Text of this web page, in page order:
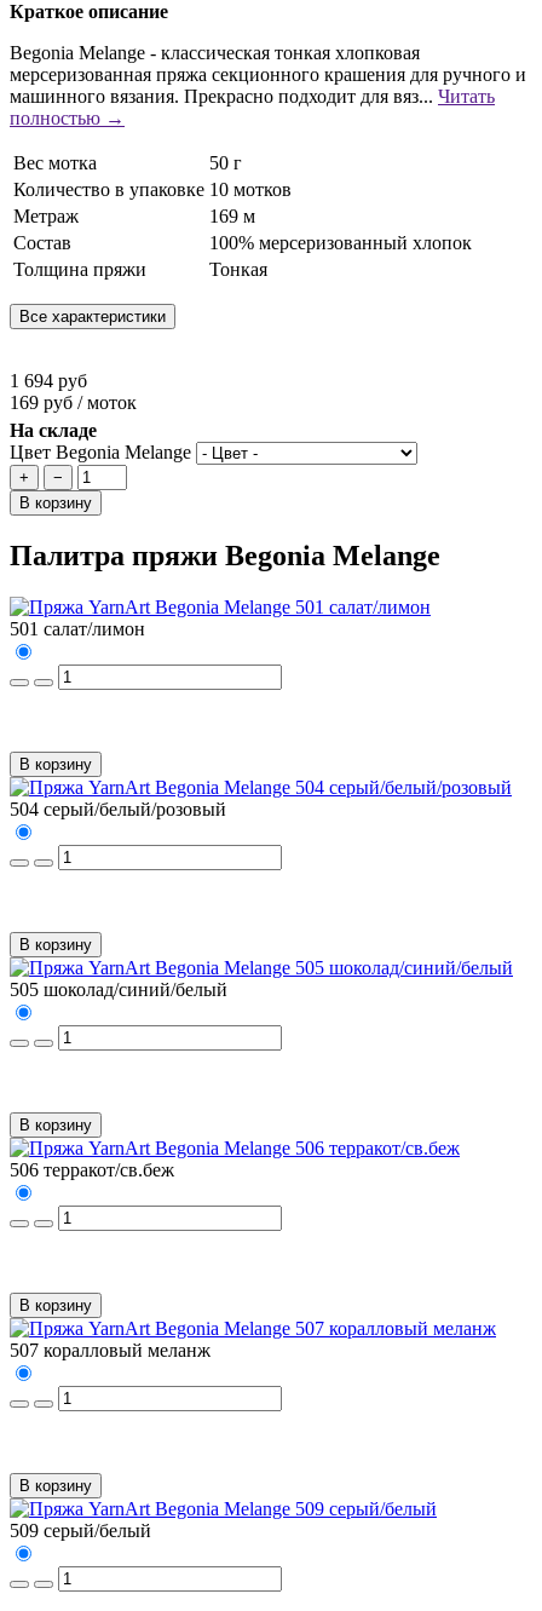
Краткое описание
Begonia Melange - классическая тонкая хлопковая
мерсеризованная пряжа секционного крашения для ручного и
машинного вязания. Прекрасно подходит для вяз... Читать
полностью →
Вес мотка
50 г
Количество в упаковке 10 мотков
Метраж
169 м
Состав
100% мерсеризованный хлопок
Толщина пряжи
Тонкая
Все характеристики
1 694 руб
169 руб / моток
На складе
Цвет Begonia Melange
+
−
В корзину
Палитра пряжи Begonia Melange
501 салат/лимон
В корзину
504 серый/белый/розовый
В корзину
505 шоколад/синий/белый
В корзину
506 терракот/св.беж
В корзину
507 коралловый меланж
В корзину
509 серый/белый